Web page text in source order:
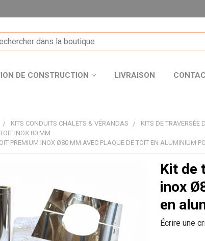
DE CONSTRUCTION LIVRAISON
KITS CONDUITS CHALETS & VÉRANDAS
KITS DE TRAVERSÉE
INOX 80 MM
PREMIUM INOX Ø80 MM AVEC PLAQUE DE TOIT EN ALUMINIUM
Kit de
inox
en
Écrire une